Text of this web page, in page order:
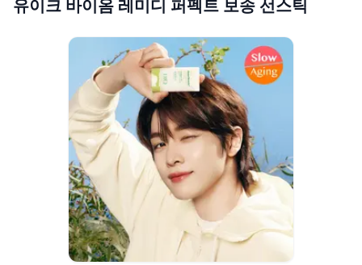
유이크 바이옴 레미디 퍼펙트 보송 선스틱